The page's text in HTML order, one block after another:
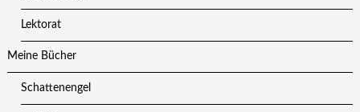
Lektorat
Meine Bücher
Schattenengel